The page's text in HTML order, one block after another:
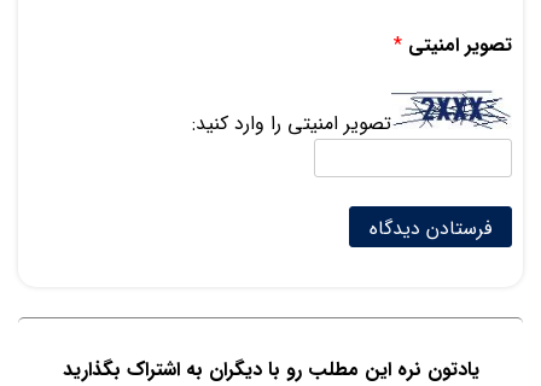
تصویر امنیتی *
تصویر امنیتی را وارد کنید:
یادتون نره این مطلب رو با دیگران به اشتراک بگذارید